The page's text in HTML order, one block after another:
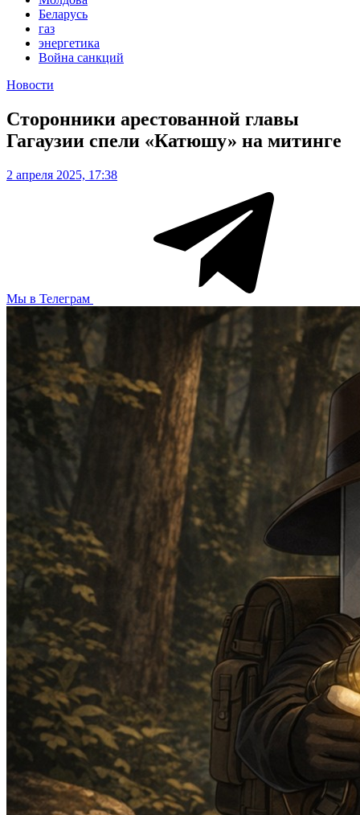
Беларусь
газ
энергетика
Война санкций
Новости
Сторонники арестованной главы
Гагаузии спели «Катюшу» на митинге
2 апреля 2025, 17:38
Мы в Телеграм